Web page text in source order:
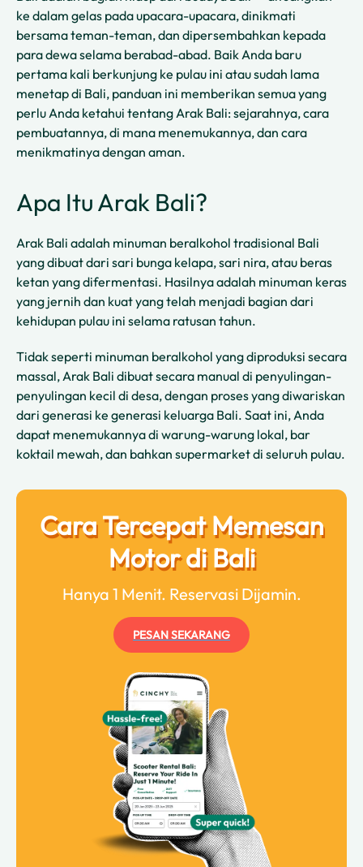
ke dalam gelas pada upacara-upacara, dinikmati
bersama teman-teman, dan dipersembahkan kepada
para dewa selama berabad-abad. Baik Anda baru
pertama kali berkunjung ke pulau ini atau sudah lama
menetap di Bali, panduan ini memberikan semua yang
perlu Anda ketahui tentang Arak Bali: sejarahnya, cara
pembuatannya, di mana menemukannya, dan cara
menikmatinya dengan aman.
Apa Itu Arak Bali?
Arak Bali adalah minuman beralkohol tradisional Bali
yang dibuat dari sari bunga kelapa, sari nira, atau beras
ketan yang difermentasi. Hasilnya adalah minuman keras
yang jernih dan kuat yang telah menjadi bagian dari
kehidupan pulau ini selama ratusan tahun.
Tidak seperti minuman beralkohol yang diproduksi secara
massal, Arak Bali dibuat secara manual di penyulingan-
penyulingan kecil di desa, dengan proses yang diwariskan
dari generasi ke generasi keluarga Bali. Saat ini, Anda
dapat menemukannya di warung-warung lokal, bar
koktail mewah, dan bahkan supermarket di seluruh pulau.
Cara Tercepat Memesan
Motor di Bali
Hanya 1 Menit. Reservasi Dijamin.
PESAN SEKARANG